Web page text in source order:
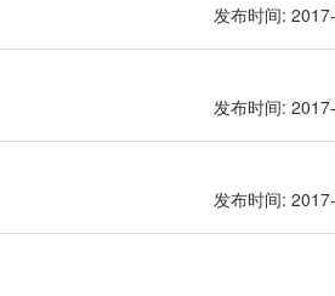
发布时间:
发布时间:
发布时间: